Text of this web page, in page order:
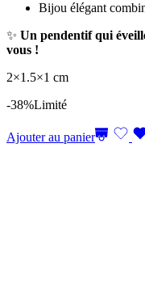
Bijou élégant
✨ Un pendentif qui
vous !
2×1.5×1 cm
-38%Limité
Ajouter au panier